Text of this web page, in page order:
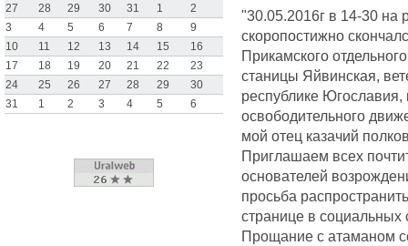
"30.05.2016г в 14-30 на
скоропостижно
Прикамского
станицы Яйвинская,
республике
освободительного
мой отец казачий
Приглашаем всех
основателей
просьба
странице в
Прощание с атаманом
27
28 29 30 31 1
2
3
4 5 6 7 8
9
10
11 12 13 14 15
16
17
18 19 20 21 22
23
24
25 26 27 28 29
30
31
1 2 3 4 5 6